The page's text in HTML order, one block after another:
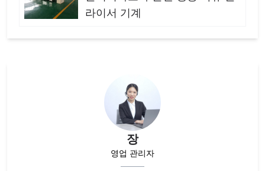
장
영업 관리자
라이서 기계